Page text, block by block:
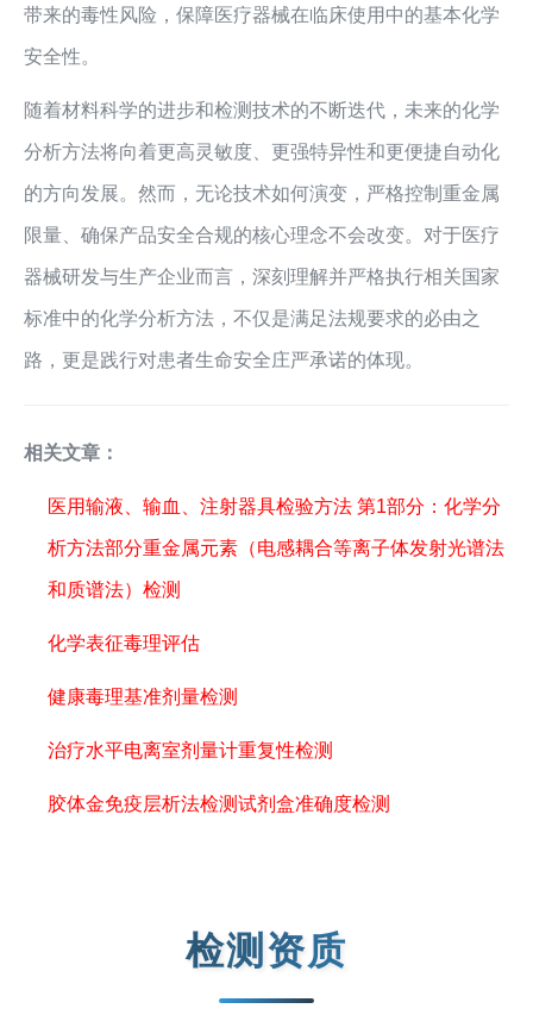
带来的毒性风险，保障医疗器械在临床使用中的基本化学
安全性。
随着材料科学的进步和检测技术的不断迭代，未来的化学
分析方法将向着更高灵敏度、更强特异性和更便捷自动化
的方向发展。然而，无论技术如何演变，严格控制重金属
限量、确保产品安全合规的核心理念不会改变。对于医疗
器械研发与生产企业而言，深刻理解并严格执行相关国家
标准中的化学分析方法，不仅是满足法规要求的必由之
路，更是践行对患者生命安全庄严承诺的体现。
相关文章：
医用输液、输血、注射器具检验方法 第1部分：化学分
析方法部分重金属元素（电感耦合等离子体发射光谱法
和质谱法）检测
化学表征毒理评估
健康毒理基准剂量检测
治疗水平电离室剂量计重复性检测
胶体金免疫层析法检测试剂盒准确度检测
检测资质